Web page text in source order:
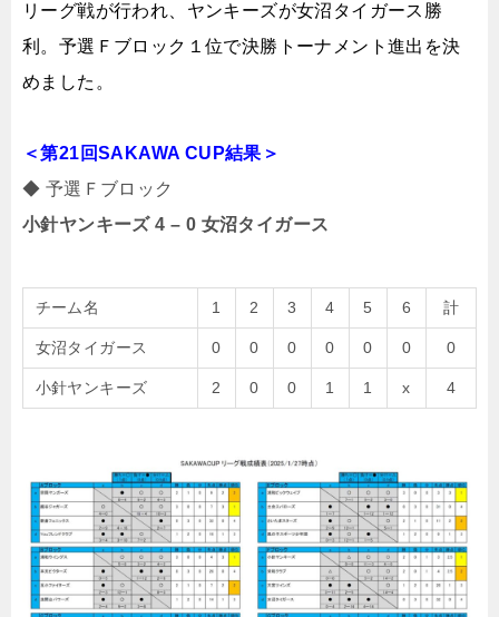
リーグ戦が行われ、ヤンキーズが女沼タイガース勝
利。予選Ｆブロック１位で決勝トーナメント進出を決
めました。
＜第21回SAKAWA CUP結果 ＞
◆ 予選Ｆブロック
小針ヤンキーズ 4 – 0 女沼タイガース
チーム名 1 2 3 4 5 6 計
女沼タイガース 0 0 0 0 0 0 0
小針ヤンキーズ 2 0 0 1 1 x 4